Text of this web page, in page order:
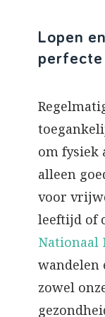
Lopen
om fysiek
alleen
voor
leeftijd of
Nationaal
wandelen
zowel